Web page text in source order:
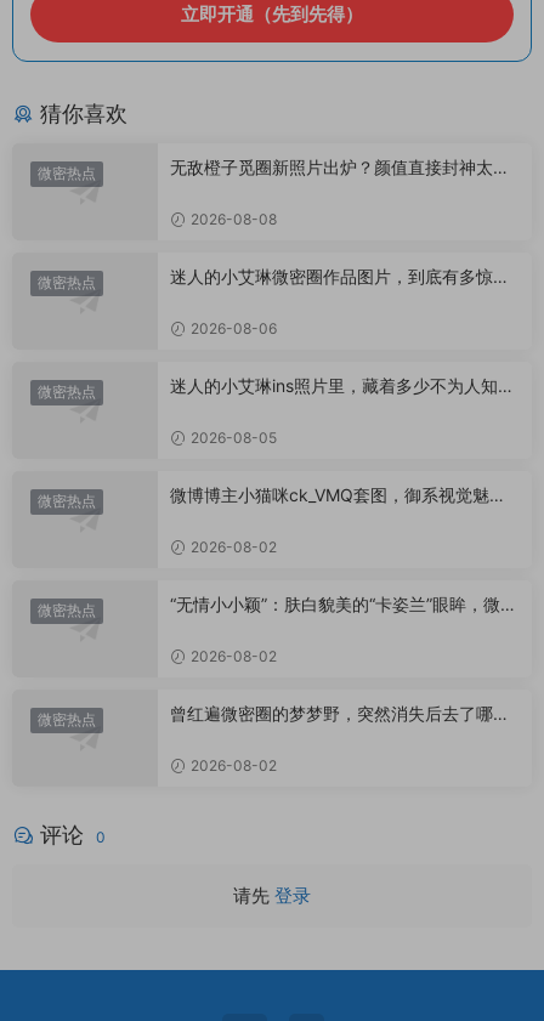
立即开通（先到先得）
猜你喜欢
微密热点
无敌橙子觅圈新照片出炉？颜值直接封神太惊
2026-08-08
微密热点
迷人的小艾琳微密圈作品图片，到底有多惊
2026-08-06
微密热点
迷人的小艾琳ins照片里，藏着多少不为人知的
2026-08-05
微密热点
微博博主小猫咪ck_VMQ套图，御系视觉魅力
2026-08-02
微密热点
“无情小小颖”：肤白貌美的“卡姿兰”眼眸，微密
2026-08-02
微密热点
曾红遍微密圈的梦梦野，突然消失后去了哪
2026-08-02
评论 0
请先 登录